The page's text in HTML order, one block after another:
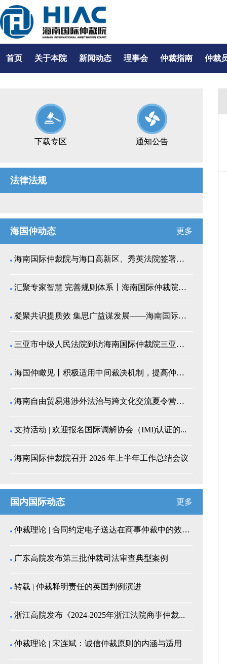
首页 关于本院 新闻动态 理事会 仲裁指南 仲裁
下载专区 通知公告
法律法规
海国仲动态 更多
海南国际仲裁院与海口高新区、秀英法院签署商事纠纷多...
汇聚专家智慧 完善规则体系丨海南国际仲裁院召开仲裁...
凝聚共识提质效 集思广益谋发展——海南国际仲裁院举...
三亚市中级人民法院到访海南国际仲裁院三亚分院座谈交...
海国仲瞰见丨积极适用中间裁决机制，提高仲裁公信力
海南自由贸易港涉外法治与跨文化交流夏令营师生来我院...
支持活动 | 欢迎报名国际调解协会（IMI)认证的...
海南国际仲裁院召开 2026 年上半年工作总结会议
国内国际动态 更多
仲裁理论 | 合同约定电子送达在商事仲裁中的效力认...
广东高院发布第三批仲裁司法审查典型案例
转载 | 仲裁释明责任的英国判例演进
浙江高院发布《2024-2025年浙江法院商事仲裁...
仲裁理论 | 宋连斌：诚信仲裁原则的内涵与适用